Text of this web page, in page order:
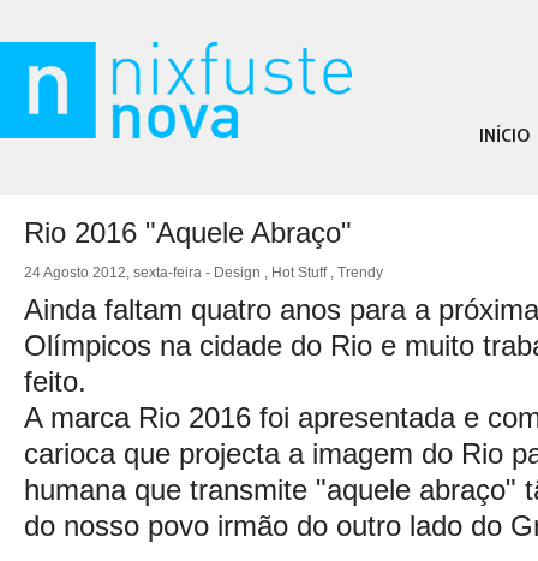
INÍCIO
Rio 2016 "Aquele Abraço"
24 Agosto 2012, sexta-feira - Design , Hot Stuff, Trendy
Ainda faltam quatro anos para a
Olímpicos na cidade do Rio e muito
feito.
A marca Rio 2016 foi apresentada e
carioca que projecta a imagem do Rio
humana que transmite "aquele abraço"
do nosso povo irmão do outro lado do